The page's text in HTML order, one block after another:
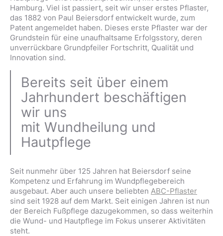
Hamburg. Viel ist passiert, seit wir unser erstes Pflaster,
das 1882 von Paul Beiersdorf entwickelt wurde, zum
Patent angemeldet haben. Dieses erste Pflaster war der
Grundstein für eine unaufhaltsame Erfolgsstory, deren
unverrückbare Grundpfeiler Fortschritt, Qualität und
Innovation sind.
Bereits seit über einem
Jahrhundert beschäftigen
wir uns
mit Wundheilung und
Hautpflege
Seit nunmehr über 125 Jahren hat Beiersdorf seine
Kompetenz und Erfahrung im Wundpflegebereich
ausgebaut. Aber auch unsere beliebten ABC-Pflaster
sind seit 1928 auf dem Markt. Seit einigen Jahren ist nun
der Bereich Fußpflege dazugekommen, so dass weiterhin
die Wund- und Hautpflege im Fokus unserer Aktivitäten
steht.